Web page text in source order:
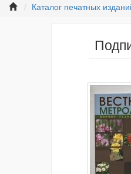
Каталог печатных